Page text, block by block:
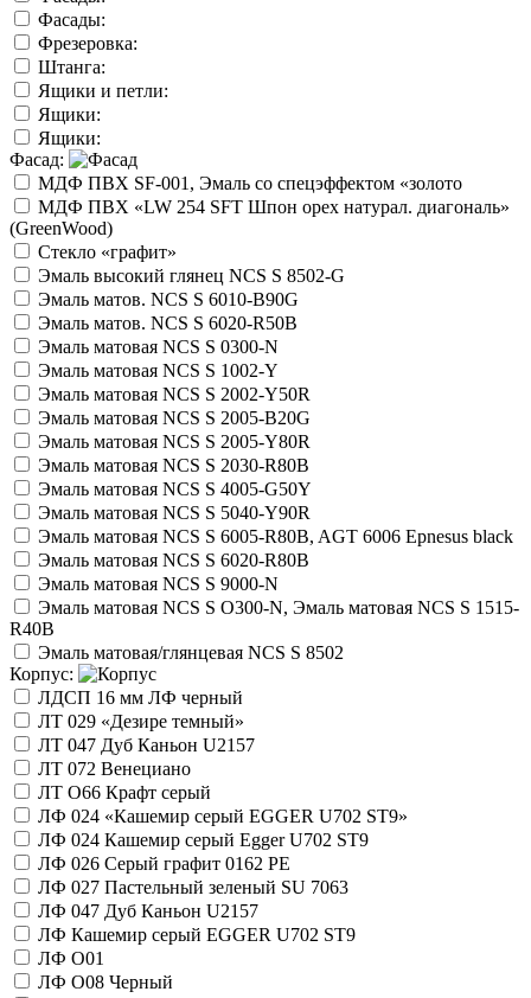
Фасады:
Фрезеровка:
Штанга:
Ящики и петли:
Ящики:
Ящики:
Фасад:
МДФ ПВХ SF-001, Эмаль со спецэффектом «золото
МДФ ПВХ «LW 254 SFT Шпон орех натурал. диагональ»
(GreenWood)
Стекло «графит»
Эмаль высокий глянец NCS S 8502-G
Эмаль матов. NCS S 6010-B90G
Эмаль матов. NCS S 6020-R50B
Эмаль матовая NCS S 0300-N
Эмаль матовая NCS S 1002-Y
Эмаль матовая NCS S 2002-Y50R
Эмаль матовая NCS S 2005-B20G
Эмаль матовая NCS S 2005-Y80R
Эмаль матовая NCS S 2030-R80B
Эмаль матовая NCS S 4005-G50Y
Эмаль матовая NCS S 5040-Y90R
Эмаль матовая NCS S 6005-R80B, AGT 6006 Epnesus black
Эмаль матовая NCS S 6020-R80B
Эмаль матовая NCS S 9000-N
Эмаль матовая NCS S O300-N, Эмаль матовая NCS S 1515-
R40B
Эмаль матовая/глянцевая NCS S 8502
Корпус:
ЛДСП 16 мм ЛФ черный
ЛТ 029 «Дезире темный»
ЛТ 047 Дуб Каньон U2157
ЛТ 072 Венециано
ЛТ О66 Крафт серый
ЛФ 024 «Кашемир серый EGGER U702 ST9»
ЛФ 024 Кашемир серый Egger U702 ST9
ЛФ 026 Серый графит 0162 РE
ЛФ 027 Пастельный зеленый SU 7063
ЛФ 047 Дуб Каньон U2157
ЛФ Кашемир серый EGGER U702 ST9
ЛФ О01
ЛФ О08 Черный